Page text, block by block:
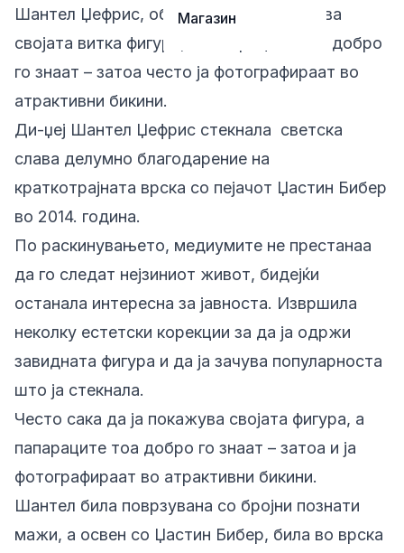
Магазин
Шантел Џефрис, обожава да ја покажува
својата витка фигура, а папараците тоа добро
го знаат – затоа често ја фотографираат во
атрактивни бикини.
Ди-џеј Шантел Џефрис стекнала светска
слава делумно благодарение на
краткотрајната врска со пејачот Џастин Бибер
во 2014. година.
По раскинувањето, медиумите не престанаа
да го следат нејзиниот живот, бидејќи
останала интересна за јавноста. Извршила
неколку естетски корекции за да ја одржи
завидната фигура и да ја зачува популарноста
што ја стекнала.
Често сака да ја покажува својата фигура, а
папараците тоа добро го знаат – затоа и ја
фотографираат во атрактивни бикини.
Шантел била поврзувана со бројни познати
мажи, а освен со Џастин Бибер, била во врска